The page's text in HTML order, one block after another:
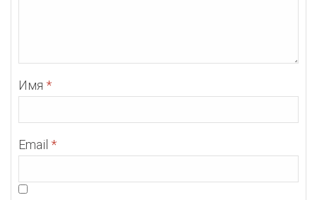
Имя *
Email *